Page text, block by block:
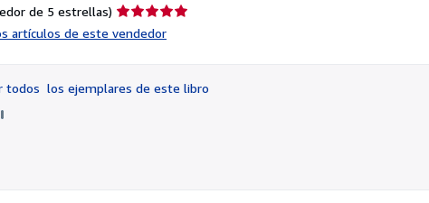
de 5 estrellas) Calificación
artículos de este vendedor
todos los ejemplares de este libro